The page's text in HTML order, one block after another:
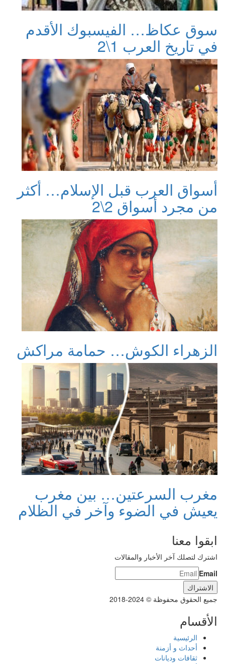
سوق عكاظ… الفيسبوك الأقدم
في تاريخ العرب 1\2
أسواق العرب قبل الإسلام… أكثر
من مجرد أسواق 2\2
الزهراء الكوش… حمامة مراكش
مغرب السرعتين… بين مغرب
يعيش في الضوء وآخر في الظلام
ابقوا معنا
اشترك لتصلك آخر الأخبار والمقالات
Email
جميع الحقوق محفوظة © 2024-2018
الأقسام
الرئيسية
أحداث و أزمنة
ثقافات وديانات